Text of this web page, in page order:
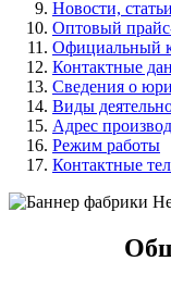
Новости,
Оптовый
Официальный
Контактные
Сведения о
Виды
Адрес
Режим работы
Контактные